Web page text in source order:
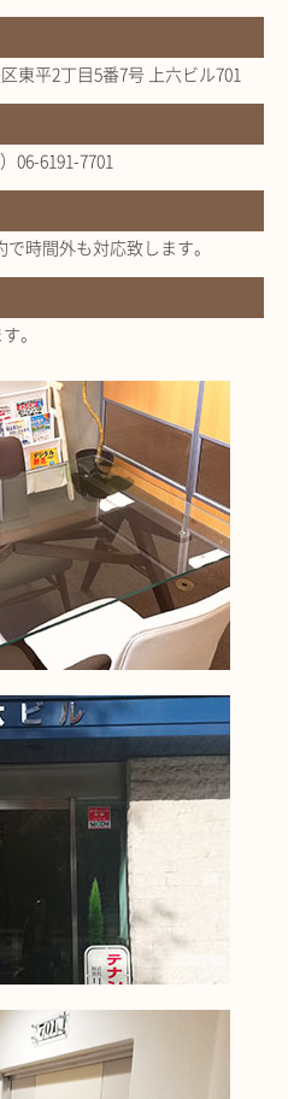
東平2丁目5番7号 上六ビル701
06-6191-7701
時間外も対応致します。
。